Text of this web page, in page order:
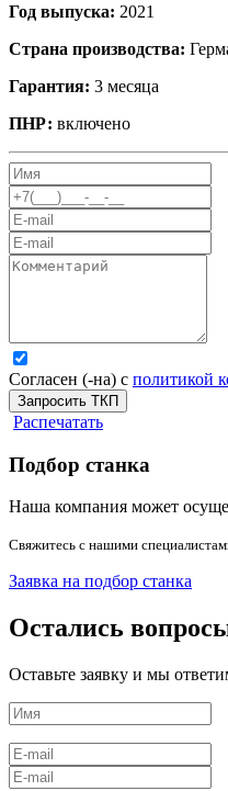
Год выпуска: 2021
Страна производства:
Гарантия: 3 месяца
ПНР: включено
Согласен (-на) с политикой
Запросить ТКП
Распечатать
Подбор станка
Наша компания может
Свяжитесь с нашими
Заявка на подбор станка
Остались
Оставьте заявку и мы